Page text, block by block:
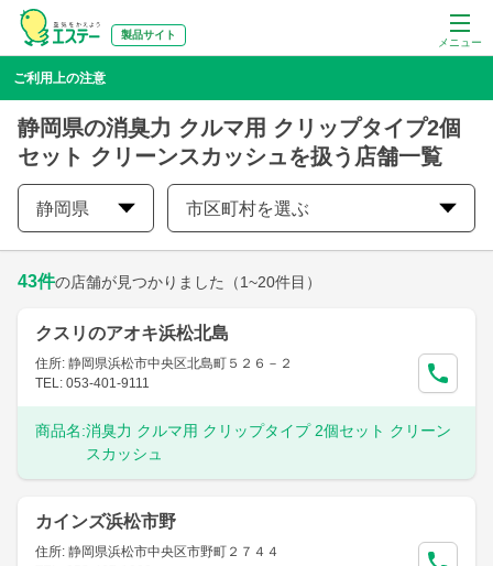
メニュー
製品サイト
ご利用上の注意
静岡県の消臭力 クルマ用 クリップタイプ2個
セット クリーンスカッシュを扱う店舗一覧
静岡県 市区町村を選ぶ
43件の店舗が見つかりました （1~20件目）
クスリのアオキ浜松北島
住所: 静岡県浜松市中央区北島町５２６－２
TEL: 053-401-9111
商品名:消臭力 クルマ用 クリップタイプ 2個セット クリーン
スカッシュ
カインズ浜松市野
住所: 静岡県浜松市中央区市野町２７４４